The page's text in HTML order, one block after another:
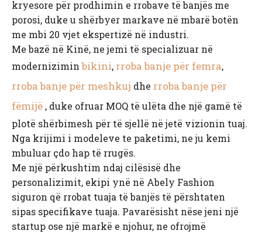
kryesore për prodhimin e rrobave të banjës me
porosi, duke u shërbyer markave në mbarë botën
me mbi 20 vjet ekspertizë në industri.
Me bazë në Kinë, ne jemi të specializuar në
moderniziminbikini, rroba banje për femra,
rroba banje për meshkuj dhe rroba banje për
fëmijë , duke ofruar MOQ të ulëta dhe një gamë të
plotë shërbimesh për të sjellë në jetë vizionin tuaj.
Nga krijimi i modeleve te paketimi, ne ju kemi
mbuluar çdo hap të rrugës.
Me një përkushtim ndaj cilësisë dhe
personalizimit, ekipi ynë në Abely Fashion
siguron që rrobat tuaja të banjës të përshtaten
sipas specifikave tuaja. Pavarësisht nëse jeni një
startup ose një markë e njohur, ne ofrojmë